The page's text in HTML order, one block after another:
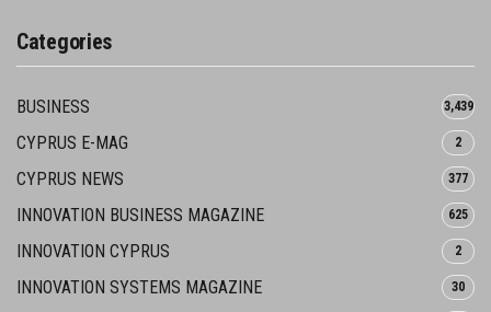
Categories
BUSINESS 3,439
CYPRUS E-MAG 2
CYPRUS NEWS 377
INNOVATION BUSINESS MAGAZINE 625
INNOVATION CYPRUS 2
INNOVATION SYSTEMS MAGAZINE 30